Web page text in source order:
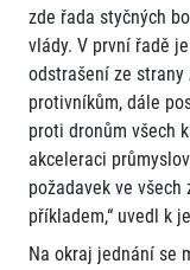
zde řada styčných
vlády. V první řadě
odstrašení ze
protivníkům, dále
proti dronům všech
akceleraci
požadavek ve
příkladem,“ uvedl k
Na okraj jednání se